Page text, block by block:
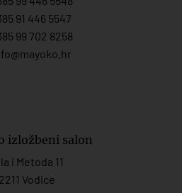
91 446 5547
99 702 8258
hr
izložbeni salon
i Metoda 11
Vodice